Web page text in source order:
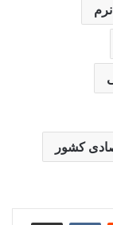
کشور
‫رددیت ‫VKontakteاشتراک گذاری از طریق ایمیل